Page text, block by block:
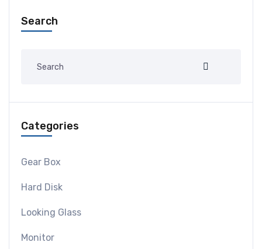
Search
Categories
Gear Box
Hard Disk
Looking Glass
Monitor